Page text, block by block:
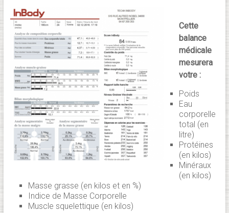
Cette
balance
médicale
mesurera
votre :
Poids
Eau
corporelle
total (en
litre)
Protéines
(en kilos)
Minéraux
(en kilos)
Masse grasse (en kilos et en %)
Indice de Masse Corporelle
Muscle squelettique (en kilos)